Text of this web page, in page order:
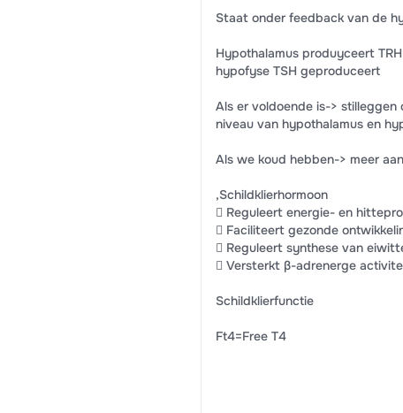
Staat onder feedback van de
Hypothalamus produyceert
hypofyse TSH geproduceert
Als er voldoende is-> stilleggen
niveau van hypothalamus en
Als we koud hebben-> meer
,Schildklierhormoon
 Reguleert energie- en
 Faciliteert gezonde
 Reguleert synthese van
 Versterkt β-adrenerge
Schildklierfunctie
Ft4=Free T4